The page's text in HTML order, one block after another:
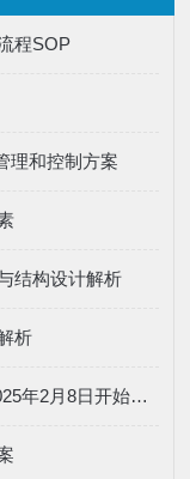
程SOP
理和控制方案
结构设计解析
析
8220P食品级Pharma标签满足最新2025年2月8日开始实施GB 4806.15-2024标准